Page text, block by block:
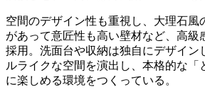
空間のデザイン性も重視し、大理石風
があって意匠性も高い壁材など、高級
採用。洗面台や収納は独自にデザイン
ルライクな空間を演出し、本格的な「
に楽しめる環境をつくっている。